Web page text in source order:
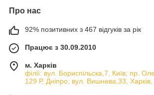
Про нас
92% позитивних з 467 відгуків за рік
Працює з 30.09.2010
м. Харків
філії: вул. Бориcпільска,7, Київ; пр.
129 Р, Дніпро; вул. Вишнева,33, Харків,